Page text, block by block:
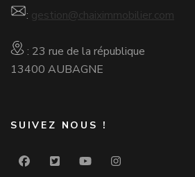
: gestion@chaiximmobilier.com
: 23 rue de la république
13400 AUBAGNE
SUIVEZ NOUS !